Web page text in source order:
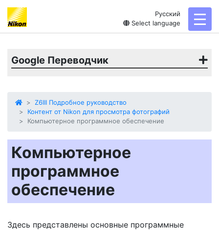
Русский
Select language
Google Переводчик
Z6III Подробное руководство
Контент от Nikon для просмотра фотографий
Компьютерное программное обеспечение
Компьютерное
программное
обеспечение
Здесь представлены основные программные